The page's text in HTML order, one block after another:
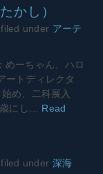
かし）
under アーテ
めーちゃん、ハロ
ートディレクタ
め、二科展入
にし… Read
under 深海